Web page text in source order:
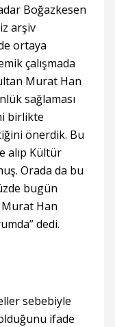
Boğazkesen
arşiv
ortaya
çalışmada
Murat Han
sağlaması
birlikte
önerdik. Bu
alıp Kültür
Orada da bu
bugün
Han
dedi.
sebebiyle
ifade